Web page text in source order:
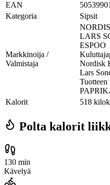
EAN
Kategoria
Sipsit
Markkinoija /
Valmistaja
LARS
ESPOO
Nordisk
Lars
Kalorit
518
Polta kalorit
130 min
Kävelyä